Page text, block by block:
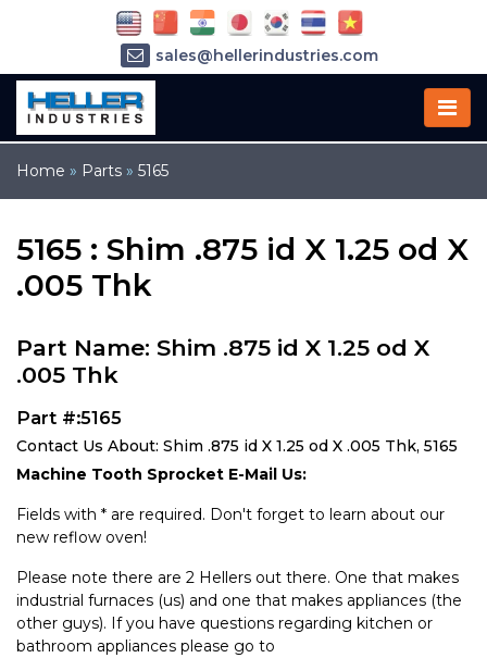
Home » Parts » 5165
5165 : Shim .875 id X 1.25 od X
.005 Thk
Part Name: Shim .875 id X 1.25 od X
.005 Thk
Part #:5165
Contact Us About: Shim .875 id X 1.25 od X .005 Thk, 5165
Machine Tooth Sprocket E-Mail Us:
Fields with * are required. Don't forget to learn about our
new reflow oven!
Please note there are 2 Hellers out there. One that makes
industrial furnaces (us) and one that makes appliances (the
other guys). If you have questions regarding kitchen or
bathroom appliances please go to
sales@hellerindustries.com
service@hellerindustries.com